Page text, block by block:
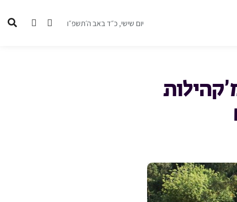
יום שישי, כ״ד באב ה׳תשפ״ו